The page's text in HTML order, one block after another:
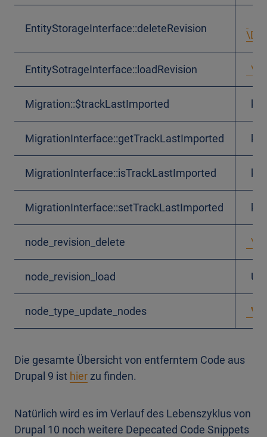
EntityStorageInterface::deleteRevision
EntitySotrageInterface::loadRevision
Migration::$trackLastImported
MigrationInterface::getTrackLastImported
MigrationInterface::isTrackLastImported
MigrationInterface::setTrackLastImported
node_revision_delete
node_revision_load
node_type_update_nodes
Die gesamte Übersicht von entferntem Code aus
Drupal 9 ist hier zu finden.
Natürlich wird es im Verlauf des Lebenszyklus von
Drupal 10 noch weitere Depecated Code Snippets